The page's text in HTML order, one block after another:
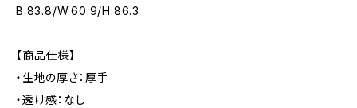
B:83.8/W:60.9/H:86.3
【商品仕様】
・生地の厚さ：厚手
・透け感：なし